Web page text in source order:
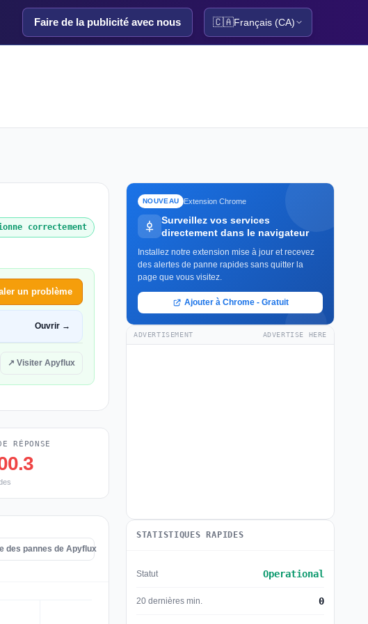
Faire de la publicité avec nous 🇨🇦Français (CA)
correctement
un problème
Ouvrir →
↗ Visiter Apyflux
RÉPONSE
des pannes de Apyflux
NOUVEAU Extension Chrome
Surveillez vos services
directement dans le navigateur
Installez notre extension mise à jour et recevez
des alertes de panne rapides sans quitter la
page que vous visitez.
Ajouter à Chrome - Gratuit
ADVERTISEMENT ADVERTISE HERE
STATISTIQUES RAPIDES
Statut Operational
20 dernières min. 0